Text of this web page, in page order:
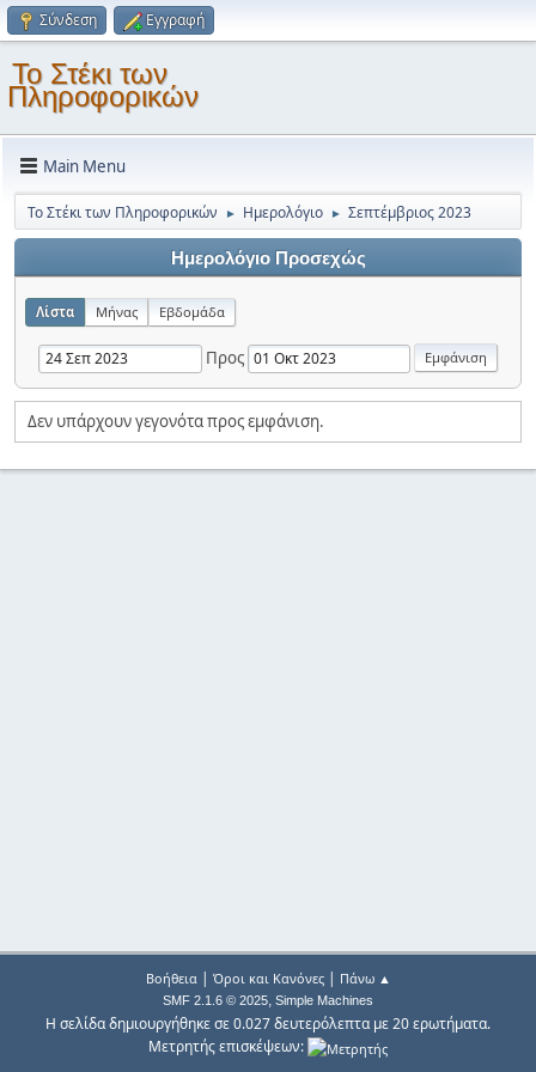
Σύνδεση Εγγραφή
Το Στέκι των
Πληροφορικών
Main Menu
Το Στέκι των Πληροφορικών ► Ημερολόγιο ► Σεπτέμβριος 2023
Ημερολόγιο Προσεχώς
Λίστα Μήνας Εβδομάδα
Προς
Δεν υπάρχουν γεγονότα προς εμφάνιση.
Βοήθεια| Όροι και Κανόνες| Πάνω ▲
SMF 2.1.6 © 2025, Simple Machines
Η σελίδα δημιουργήθηκε σε 0.027 δευτερόλεπτα με 20 ερωτήματα.
Μετρητής επισκέψεων: